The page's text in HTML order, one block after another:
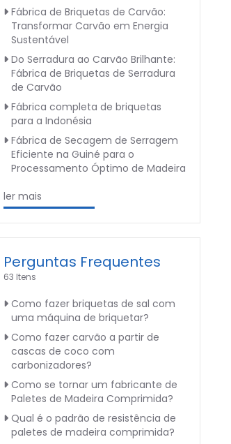
Fábrica de Briquetas de Carvão:
Transformar Carvão em Energia
Sustentável
Do Serradura ao Carvão Brilhante:
Fábrica de Briquetas de Serradura
de Carvão
Fábrica completa de briquetas
para a Indonésia
Fábrica de Secagem de Serragem
Eficiente na Guiné para o
Processamento Óptimo de Madeira
ler mais
Perguntas Frequentes
63 Itens
Como fazer briquetas de sal com
uma máquina de briquetar?
Como fazer carvão a partir de
cascas de coco com
carbonizadores?
Como se tornar um fabricante de
Paletes de Madeira Comprimida?
Qual é o padrão de resistência de
paletes de madeira comprimida?